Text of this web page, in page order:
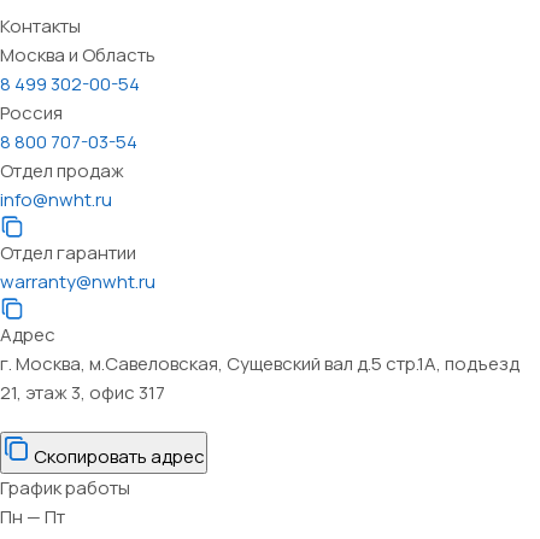
Контакты
Москва и Область
8 499 302-00-54
Россия
8 800 707-03-54
Отдел продаж
info@nwht.ru
Отдел гарантии
warranty@nwht.ru
Адрес
г. Москва, м.Савеловская, Сущевский вал д.5 стр.1А, подъезд
21, этаж 3, офис 317
Скопировать адрес
График работы
Пн — Пт